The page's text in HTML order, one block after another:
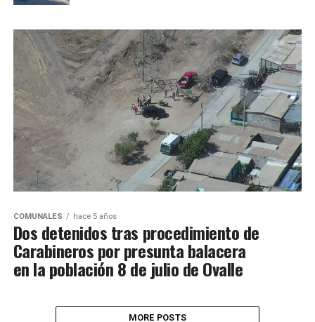
COMUNALES hace 5 años
Dos detenidos tras procedimiento de
Carabineros por presunta balacera
en la población 8 de julio de Ovalle
MORE POSTS